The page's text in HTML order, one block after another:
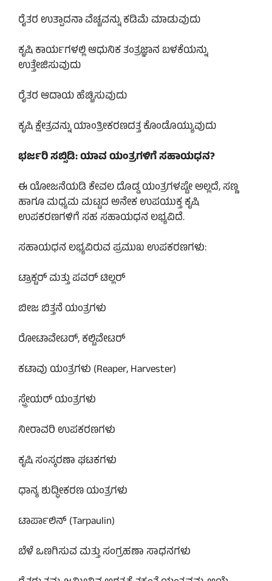
ರೈತರ ಉತ್ಪಾದನಾ ವೆಚ್ಚವನ್ನು ಕಡಿಮೆ ಮಾಡುವುದು
ಕೃಷಿ ಕಾರ್ಯಗಳಲ್ಲಿ ಆಧುನಿಕ ತಂತ್ರಜ್ಞಾನ ಬಳಕೆಯನ್ನು
ಉತ್ತೇಜಿಸುವುದು
ರೈತರ ಆದಾಯ ಹೆಚ್ಚಿಸುವುದು
ಕೃಷಿ ಕ್ಷೇತ್ರವನ್ನು ಯಾಂತ್ರೀಕರಣದತ್ತ ಕೊಂಡೊಯ್ಯುವುದು
ಭರ್ಜರಿ ಸಬ್ಸಿಡಿ: ಯಾವ ಯಂತ್ರಗಳಿಗೆ ಸಹಾಯಧನ?
ಈ ಯೋಜನೆಯಡಿ ಕೇವಲ ದೊಡ್ಡ ಯಂತ್ರಗಳಷ್ಟೇ ಅಲ್ಲದೆ, ಸಣ್ಣ
ಹಾಗೂ ಮಧ್ಯಮ ಮಟ್ಟದ ಅನೇಕ ಉಪಯುಕ್ತ ಕೃಷಿ
ಉಪಕರಣಗಳಿಗೆ ಸಹ ಸಹಾಯಧನ ಲಭ್ಯವಿದೆ.
ಸಹಾಯಧನ ಲಭ್ಯವಿರುವ ಪ್ರಮುಖ ಉಪಕರಣಗಳು:
ಟ್ರಾಕ್ಟರ್ ಮತ್ತು ಪವರ್ ಟಿಲ್ಲರ್
ಬೀಜ ಬಿತ್ತನೆ ಯಂತ್ರಗಳು
ರೋಟಾವೇಟರ್, ಕಲ್ಟಿವೇಟರ್
ಕಟಾವು ಯಂತ್ರಗಳು (Reaper, Harvester)
ಸ್ಪ್ರೇಯರ್ ಯಂತ್ರಗಳು
ನೀರಾವರಿ ಉಪಕರಣಗಳು
ಕೃಷಿ ಸಂಸ್ಕರಣಾ ಘಟಕಗಳು
ಧಾನ್ಯ ಶುದ್ಧೀಕರಣ ಯಂತ್ರಗಳು
ಟಾರ್ಪಾಲಿನ್ (Tarpaulin)
ಬೆಳೆ ಒಣಗಿಸುವ ಮತ್ತು ಸಂಗ್ರಹಣಾ ಸಾಧನಗಳು